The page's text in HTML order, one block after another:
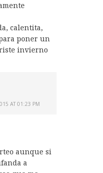
calentita,
poner un
invierno
AT 01:23 PM
aunque si
a